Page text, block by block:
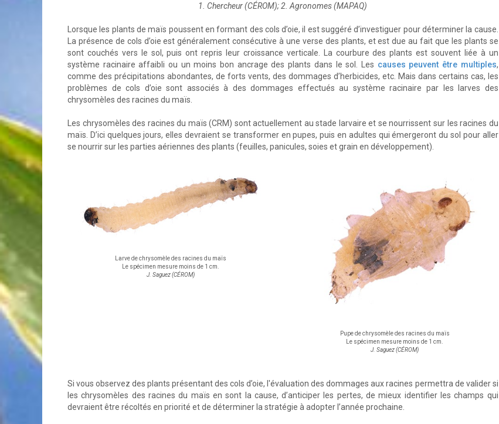
1. Chercheur (CÉROM); 2. Agronomes (MAPAQ)
Lorsque les plants de maïs poussent en formant des cols d’oie, il est suggéré d’investiguer pour déterminer la cause.
La présence de cols d’oie est généralement consécutive à une verse des plants, et est due au fait que les plants se
sont couchés vers le sol, puis ont repris leur croissance verticale. La courbure des plants est souvent liée à un
système racinaire affaibli ou un moins bon ancrage des plants dans le sol. Les causes peuvent être multiples,
comme des précipitations abondantes, de forts vents, des dommages d’herbicides, etc. Mais dans certains cas, les
problèmes de cols d’oie sont associés à des dommages effectués au système racinaire par les larves des
chrysomèles des racines du maïs.
Les chrysomèles des racines du maïs (CRM) sont actuellement au stade larvaire et se nourrissent sur les racines du
maïs. D’ici quelques jours, elles devraient se transformer en pupes, puis en adultes qui émergeront du sol pour aller
se nourrir sur les parties aériennes des plants (feuilles, panicules, soies et grain en développement).
Larve de chrysomèle des racines du maïs
Le spécimen mesure moins de 1 cm.
J. Saguez (CÉROM)
Pupe de chrysomèle des racines du maïs
Le spécimen mesure moins de 1 cm.
J. Saguez (CÉROM)
Si vous observez des plants présentant des cols d’oie, l'évaluation des dommages aux racines permettra de valider si
les chrysomèles des racines du maïs en sont la cause, d’anticiper les pertes, de mieux identifier les champs qui
devraient être récoltés en priorité et de déterminer la stratégie à adopter l’année prochaine.